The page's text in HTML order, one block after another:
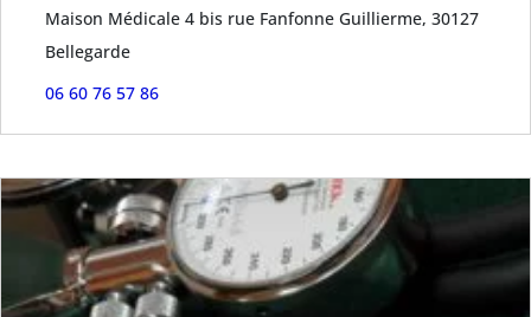
Maison Médicale 4 bis rue Fanfonne Guillierme, 30127
Bellegarde
06 60 76 57 86